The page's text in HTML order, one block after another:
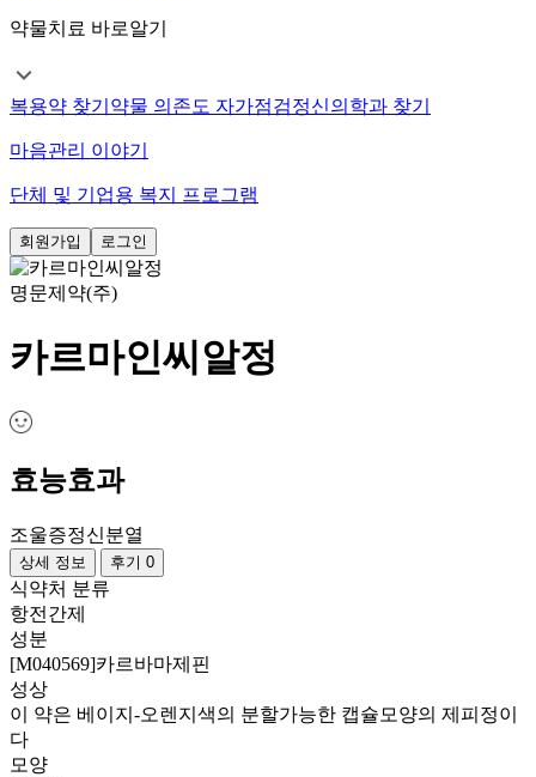
약물치료 바로알기
복용약 찾기 약물 의존도 자가점검정신의학과 찾기
마음관리 이야기
단체 및 기업용 복지 프로그램
회원가입 로그인
명문제약(주)
카르마인씨알정
효능효과
조울증정신분열
상세 정보 후기 0
식약처 분류
항전간제
성분
[M040569]카르바마제핀
성상
이 약은 베이지-오렌지색의 분할가능한 캡슐모양의 제피정이
다
모양